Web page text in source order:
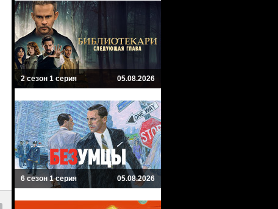
2 сезон 1 серия 05.08.2026
6 сезон 1 серия 05.08.2026